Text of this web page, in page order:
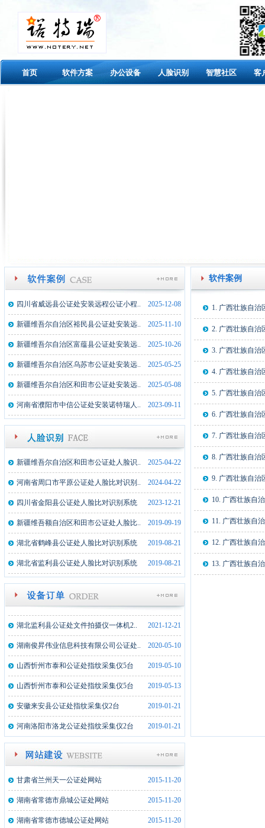
首页 软件方案 办公设备 人脸识别 智慧社区 客
四川省威远县公证处安装远程公证小程.. 2025-12-08
新疆维吾尔自治区裕民县公证处安装远.. 2025-11-10
新疆维吾尔自治区富蕴县公证处安装远.. 2025-10-26
新疆维吾尔自治区乌苏市公证处安装远.. 2025-05-25
新疆维吾尔自治区和田市公证处安装远.. 2025-05-08
河南省濮阳市中信公证处安装诺特瑞人.. 2023-09-11
新疆维吾尔自治区和田市公证处人脸识.. 2025-04-22
河南省周口市平原公证处人脸比对识别.. 2024-04-22
四川省金阳县公证处人脸比对识别系统 2023-12-21
新疆维吾额自治区和田市公证处人脸比.. 2019-09-19
湖北省鹤峰县公证处人脸比对识别系统 2019-08-21
湖北省监利县公证处人脸比对识别系统 2019-08-21
湖北监利县公证处文件文件拍摄仪一体.. 2025-02-17
内蒙古额济纳旗公证处文件文件拍摄仪.. 2024-02-21
湖北武穴市公证处文件文件拍摄仪一体.. 2023-08-22
新疆墨玉县公证处文件拍摄仪一体机1..
湖北监利县公证处文件拍摄仪一体机2.. 2021-12-21
湖南俊昇伟业信息科技有限公司公证处.. 2020-05-10
山西忻州市泰和公证处指纹采集仪5台 2019-05-10
山西忻州市泰和公证处指纹采集仪5台 2019-05-13
安徽来安县公证处指纹采集仪2台 2019-01-21
河南洛阳市洛龙公证处指纹采集仪2台 2019-01-21
湖北监利县公证处文件文件拍摄仪一体.. 2025-02-17
内蒙古额济纳旗公证处文件文件拍摄仪..
湖北武穴市公证处文件文件拍摄仪一体.. 2023-08-22
新疆墨玉县公证处文件拍摄仪一体机1.. 2022-07-19
湖北监利县公证处文件拍摄仪一体机2.. 2021-12-21
甘肃省兰州天一公证处网站 2015-11-20
湖南省常德市鼎城公证处网站 2015-11-20
湖南省常德市德城公证处网站 2015-11-20
软件案例
1. 广西壮族自治
2. 广西壮族自治
3. 广西壮族自治
4. 广西壮族自治
5. 广西壮族自治
6. 广西壮族自治
7. 广西壮族自治
8. 广西壮族自治
9. 广西壮族自治
10. 广西壮族自
11. 广西壮族自
12. 广西壮族自
13. 广西壮族自